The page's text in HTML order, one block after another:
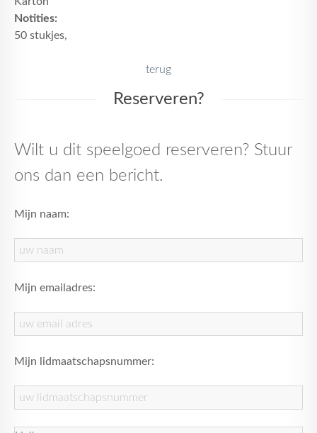
Notities:
50 stukjes,
terug
Reserveren?
Wilt u dit speelgoed reserveren? Stuur
ons dan een bericht.
Mijn naam:
Mijn emailadres:
Mijn lidmaatschapsnummer: